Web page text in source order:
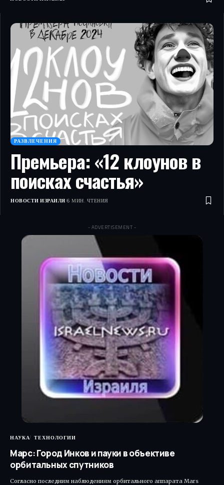
РАЗВЛЕЧЕНИЯ
Премьера: «12 клоунов в
поисках счастья»
НОВОСТИ ИЗРАИЛЯ 6 МИН. ЧТЕНИЯ
- ADVERTISEMENT -
НАУКА ТЕХНОЛОГИИ
Марс: Город Инков и пауки в объективе
орбитальных спутников
Согласно последним наблюдениям орбитального аппарата Mars